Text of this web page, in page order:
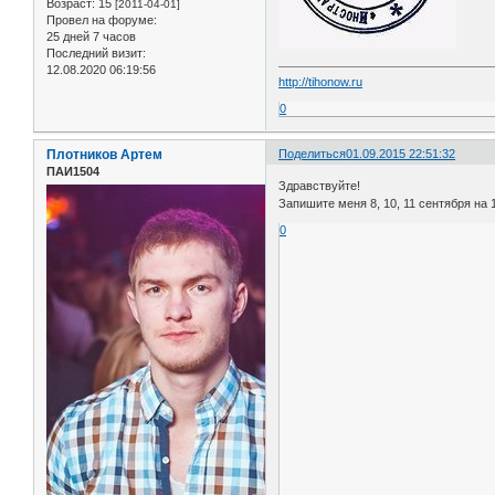
Возраст: 15 [2011-04-01]
Провел на форуме:
25 дней 7 часов
Последний визит:
12.08.2020 06:19:56
http://tihonow.ru
0
Поделиться01.09.2015 22:51:32
Плотников Артем
ПАИ1504
Здравствуйте!
Запишите меня 8, 10, 11 сентября на
0